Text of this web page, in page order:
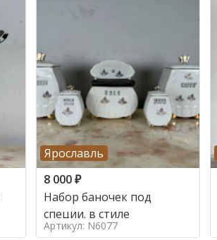
Ярославль
8 000₽
Набор баночек под
специи. в стиле
Артикул: N6077